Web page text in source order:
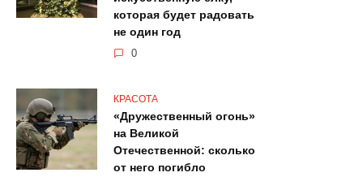
которая будет радовать
не один год
0
КРАСОТА
«Дружественный огонь»
на Великой
Отечественной: сколько
от него погибло